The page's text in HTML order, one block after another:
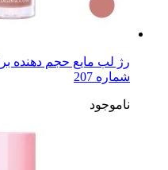
شماره 207
ناموجود